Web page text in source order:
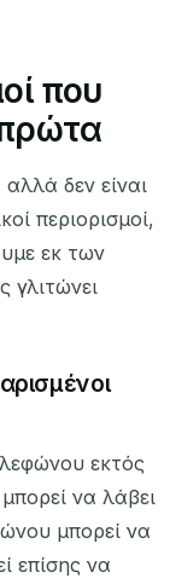
που
δεν είναι
περιορισμοί,
εκ των
γλιτώνει
εκτός
να λάβει
μπορεί να
επίσης να